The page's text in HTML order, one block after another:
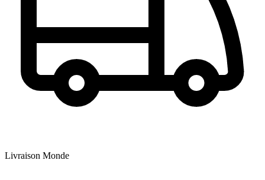
Livraison Monde